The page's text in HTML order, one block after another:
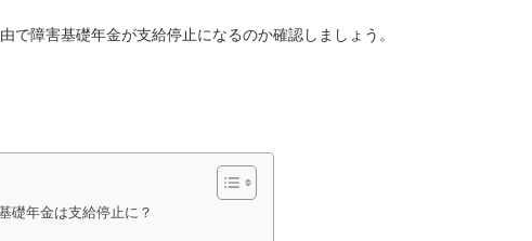
で障害基礎年金が支給停止になるのか確認しましょう。
礎年金は支給停止に？